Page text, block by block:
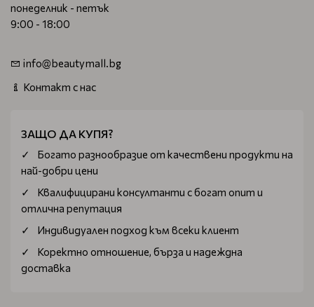
понеделник - петък
9:00 - 18:00
info@beautymall.bg
Контакт с нас
ЗАЩО ДА КУПЯ?
Богатo разнообразие от качествени продукти на
най-добри цени
Квалифицирани консултанти с богат опит и
отлична репутация
Индивидуален подход към всеки клиент
Коректно отношение, бърза и надеждна
доставка